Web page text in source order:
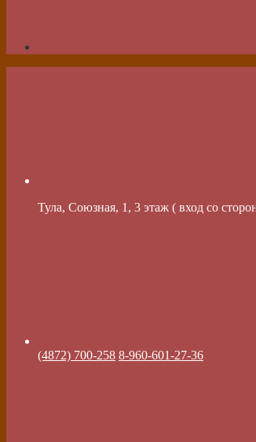
Тула, Союзная, 1, 3 этаж ( вход со
(4872) 700-258 8-960-601-27-36